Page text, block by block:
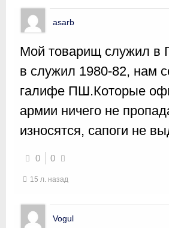
asarb
Мой товарищ служил в
в служил 1980-82, нам
галифе ПШ.Которые
армии ничего не
износятся, сапоги не
0 0
15 л. назад
Vogul